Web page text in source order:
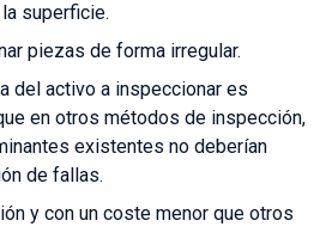
superficie.
piezas de forma irregular.
del activo a inspeccionar es
en otros métodos de inspección,
existentes no deberían
de fallas.
y con un coste menor que otros